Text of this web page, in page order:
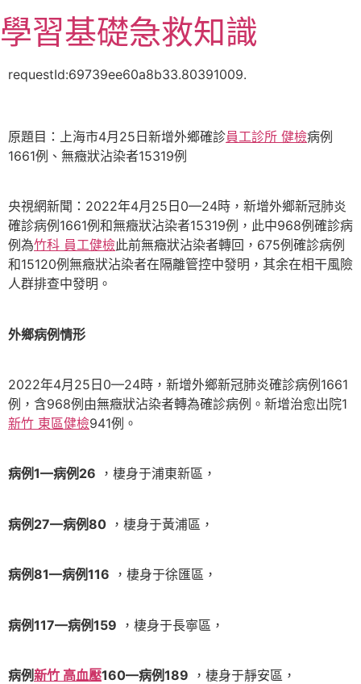
至
主
學習基礎急救知識
requestId:69739ee60a8b33.80391009.
原題目：上海市4月25日新增外鄉確診員工診所 健檢病例
1661例、無癥狀沾染者15319例
央視網新聞：2022年4月25日0—24時，新增外鄉新冠肺炎
確診病例1661例和無癥狀沾染者15319例，此中968例確診病
例為竹科 員工健檢此前無癥狀沾染者轉回，675例確診病例
和15120例無癥狀沾染者在隔離管控中發明，其余在相干風險
人群排查中發明。
外鄉病例情形
2022年4月25日0—24時，新增外鄉新冠肺炎確診病例1661
例，含968例由無癥狀沾染者轉為確診病例。新增治愈出院1
新竹 東區健檢941例。
病例1—病例26 ，棲身于浦東新區，
病例27—病例80 ，棲身于黃浦區，
病例81—病例116 ，棲身于徐匯區，
病例117—病例159 ，棲身于長寧區，
病例新竹 高血壓160—病例189 ，棲身于靜安區，